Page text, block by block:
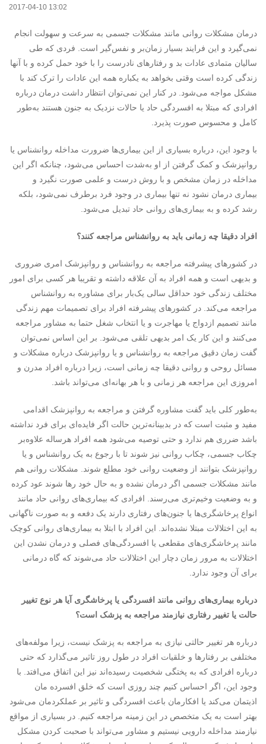
2017-04-10 13:02
درمان مشکلات روانی مانند مشکلات جسمی به سرعت و سهولت انجام
نمی‌گیرد و این فرایند بسیار زمان‌بر و نفس‌گیر است. فردی که طی
سالیان متمادی عادات بد و رفتارهای نادرست را با خود حمل کرده و با آنها
زندگی کرده است وقتی بخواهد به یکباره همه این عادات را ترک کند با
مشکل مواجه می‌شود. در کنار این نمی‌توان انتظار داشت درمان درباره
افرادی که مبتلا به افسردگی حاد یا حالات نزدیک به جنون هستند به‌طور
کامل و محسوس صورت پذیرد.
با وجود این، درباره بسیاری از این بیماری‌ها ضرورت مداخله روانشناس یا
روانپزشک و کمک گرفتن از او به‌شدت احساس می‌شود، چنانکه اگر این
مداخله در زمان مشخص و با روش درست و علمی صورت نگیرد و
بیماری درمان نشود نه تنها بیماری در وجود فرد برطرف نمی‌شود، بلکه
رشد کرده و به بیماری‌های روانی حاد تبدیل می‌شود.
افراد دقیقا چه زمانی باید به روانشناس مراجعه کنند؟
در کشورهای پیشرفته مراجعه به روانشناس و روانپزشک امری ضروری
و بدیهی است و همه افراد به آن علاقه داشته و تقریبا هر کسی برای امور
مختلف زندگی خود حداقل سالی یک‌بار برای مشاوره به روانشناس
مراجعه می‌کند. در کشورهای پیشرفته افراد برای تصمیمات مهم زندگی
مانند تصمیم ازدواج یا مهاجرت و یا انتخاب شغل حتما به مشاور مراجعه
می‌کنند و این کار یک امر بدیهی تلقی می‌شود. بر این اساس نمی‌توان
گفت زمان دقیق مراجعه به روانشناس و یا روانپزشک درباره مشکلات و
مسائل روحی و روانی دقیقا چه زمانی است، زیرا درباره افراد مدرن و
امروزی این مراجعه هر زمانی و با هر بهانه‌ای می‌تواند باشد.
به‌طور کلی باید گفت مشاوره گرفتن و مراجعه به روانپزشک اقدامی
مفید و مثبت است که در بدبینانه‌ترین حالت اگر فایده‌ای برای فرد نداشته
باشد ضرری هم ندارد و حتی توصیه می‌شود همه افراد هرساله علاوه‌بر
چکاب جسمی، چکاب روانی نیز شوند تا با رجوع به یک روانشناس و یا
روانپزشک بتوانند از وضعیت روانی خود مطلع شوند. مشکلات روانی هم
مانند مشکلات جسمی اگر درمان نشده و به حال خود رها شوند عود کرده
و به وضعیت وخیم‌تری می‌رسند. افرادی که بیماری‌های روانی حاد مانند
انواع پرخاشگری‌ها یا جنون‌های رفتاری دارند یک دفعه و به صورت ناگهانی
به این اختلالات مبتلا نشده‌اند. این افراد با ابتلا به بیماری‌های روانی کوچک
مانند پرخاشگری‌های مقطعی یا افسردگی‌های فصلی و درمان نشدن این
اختلالات به مرور زمان دچار این اختلالات حاد می‌شوند که گاه درمانی
برای آن وجود ندارد.
درباره بیماری‌های روانی مانند افسردگی یا پرخاشگری آیا هر نوع تغییر
حالت یا تغییر رفتاری نیازمند مراجعه به پزشک است؟
درباره هر تغییر حالتی نیازی به مراجعه به پزشک نیست، زیرا مولفه‌های
مختلفی بر رفتارها و خلقیات افراد در طول روز تاثیر می‌گذارد که حتی
درباره افرادی که به پختگی شخصیت رسیده‌اند نیز این اتفاق می‌افتد. با
وجود این، اگر احساس کنیم چند روزی است که خلق افسرده مان
اذیتمان می‌کند یا افکارمان باعث افسردگی و تاثیر بر عملکردمان می‌شود
بهتر است به یک متخصص در این زمینه مراجعه کنیم. در بسیاری از مواقع
نیازمند مداخله دارویی نیستیم و مشاور می‌تواند با صحبت کردن مشکل